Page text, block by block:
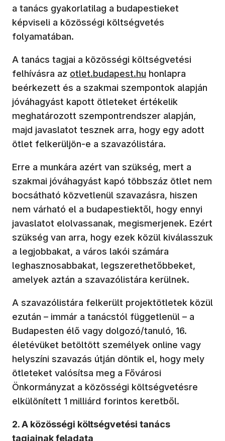
a tanács gyakorlatilag a budapestieket
képviseli a közösségi költségvetés
folyamatában.
A tanács tagjai a közösségi költségvetési
felhívásra az otlet.budapest.hu honlapra
beérkezett és a szakmai szempontok alapján
jóváhagyást kapott ötleteket értékelik
meghatározott szempontrendszer alapján,
majd javaslatot tesznek arra, hogy egy adott
ötlet felkerüljön-e a szavazólistára.
Erre a munkára azért van szükség, mert a
szakmai jóváhagyást kapó többszáz ötlet nem
bocsátható közvetlenül szavazásra, hiszen
nem várható el a budapestiektől, hogy ennyi
javaslatot elolvassanak, megismerjenek. Ezért
szükség van arra, hogy ezek közül kiválasszuk
a legjobbakat, a város lakói számára
leghasznosabbakat, legszerethetőbbeket,
amelyek aztán a szavazólistára kerülnek.
A szavazólistára felkerült projektötletek közül
ezután – immár a tanácstól függetlenül – a
Budapesten élő vagy dolgozó/tanuló, 16.
életévüket betöltött személyek online vagy
helyszíni szavazás útján döntik el, hogy mely
ötleteket valósítsa meg a Fővárosi
Önkormányzat a közösségi költségvetésre
elkülönített 1 milliárd forintos keretből.
2. A közösségi költségvetési tanács
tagjainak feladata